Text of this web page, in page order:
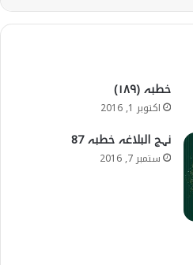
خطبہ (۱۸۹)
اکتوبر 1, 2016
نہج البلاغہ خطبہ 87
ستمبر 7, 2016